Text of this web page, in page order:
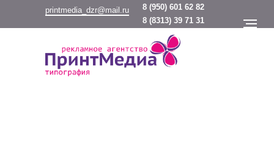
8 (950) 601 62 82
printmedia_dzr@mail.ru
8 (8313) 39 71 31